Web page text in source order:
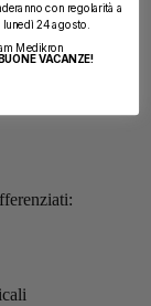
con regolarità a
lunedì 24 agosto.
Medikron
BUONE VACANZE!